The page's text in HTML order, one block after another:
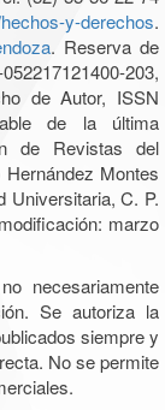
y-derechos.
. Reserva de
203,
de Autor, ISSN
de la última
de Revistas del
Montes
Universitaria, C. P.
marzo
necesariamente
Se autoriza la
siempre y
No se permite